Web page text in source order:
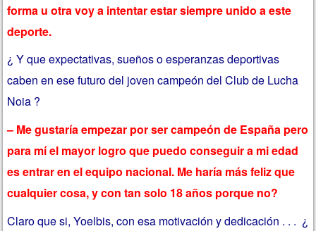
forma u otra voy a intentar estar siempre unido a este
deporte.
¿ Y que expectativas, sueños o esperanzas deportivas
caben en ese futuro del joven campeón del Club de Lucha
Noia ?
– Me gustaría empezar por ser campeón de España pero
para mí el mayor logro que puedo conseguir a mi edad
es entrar en el equipo nacional. Me haría más feliz que
cualquier cosa, y con tan solo 18 años porque no?
Claro que si, Yoelbis, con esa motivación y dedicación . . . ¿